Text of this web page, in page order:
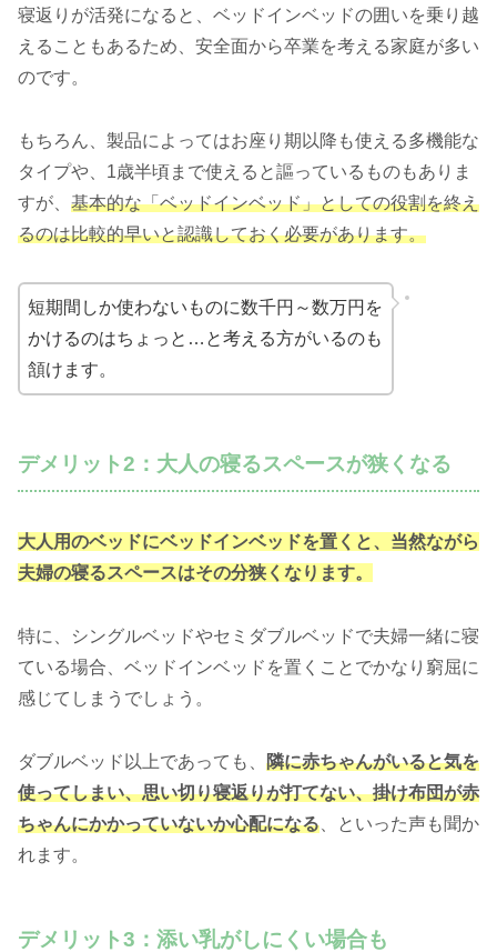
寝返りが活発になると、ベッドインベッドの囲いを乗り越
えることもあるため、安全面から卒業を考える家庭が多い
のです。
もちろん、製品によってはお座り期以降も使える多機能な
タイプや、1歳半頃まで使えると謳っているものもありま
すが、 基本的な「ベッドインベッド」としての役割を終え
るのは比較的早いと認識しておく必要があります。
短期間しか使わないものに数千円～数万円を
かけるのはちょっと…と考える方がいるのも
頷けます。
デメリット2：大人の寝るスペースが狭くなる
大人用のベッドにベッドインベッドを置くと、当然ながら
夫婦の寝るスペースはその分狭くなります。
特に、シングルベッドやセミダブルベッドで夫婦一緒に寝
ている場合、ベッドインベッドを置くことでかなり窮屈に
感じてしまうでしょう。
ダブルベッド以上であっても、 隣に赤ちゃんがいると気を
使ってしまい、思い切り寝返りが打てない、掛け布団が赤
ちゃんにかかっていないか心配になる 、といった声も聞か
れます。
デメリット3：添い乳がしにくい場合も